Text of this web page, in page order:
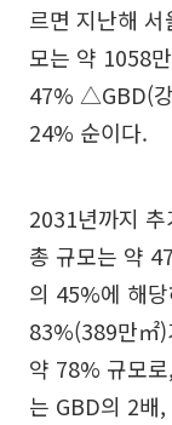
르면 지난해
모는 약 1058
47% △GBD(
24% 순이다.
2031년까지
총 규모는 약
의 45%에 해
83%(389만㎡)
약 78% 규모
는 GBD의 2배